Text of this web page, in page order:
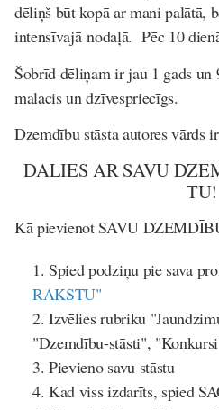
dēliņš būt kopā ar mani palātā,
intensīvajā nodaļā. Pēc 10
Šobrīd dēliņam ir jau 1 gads
malacis un dzīvespriecīgs.
Dzemdību stāsta autores vārds
DALIES AR SAVU
TU!
Kā pievienot SAVU
Spied podziņu pie sava
RAKSTU"
Izvēlies rubriku
"Dzemdību-stāsti",
Pievieno savu stāstu
Kad viss izdarīts, spied